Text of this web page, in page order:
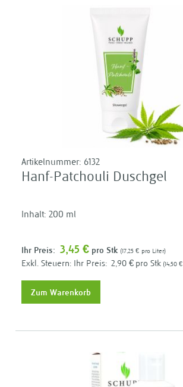
Artikelnummer: 6132
Hanf-Patchouli Duschgel
Inhalt: 200 ml
Ihr Preis: 3,45 € pro Stk 17,25 € pro Liter
Ihr Preis: 2,90 € pro Stk 14,50 €
Zum Warenkorb